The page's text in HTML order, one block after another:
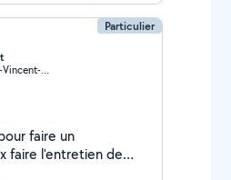
Particulier
Saint-Vincent-de-Paul (Saint-Vincent-de-Paul)
faire un
faire l'entretien de